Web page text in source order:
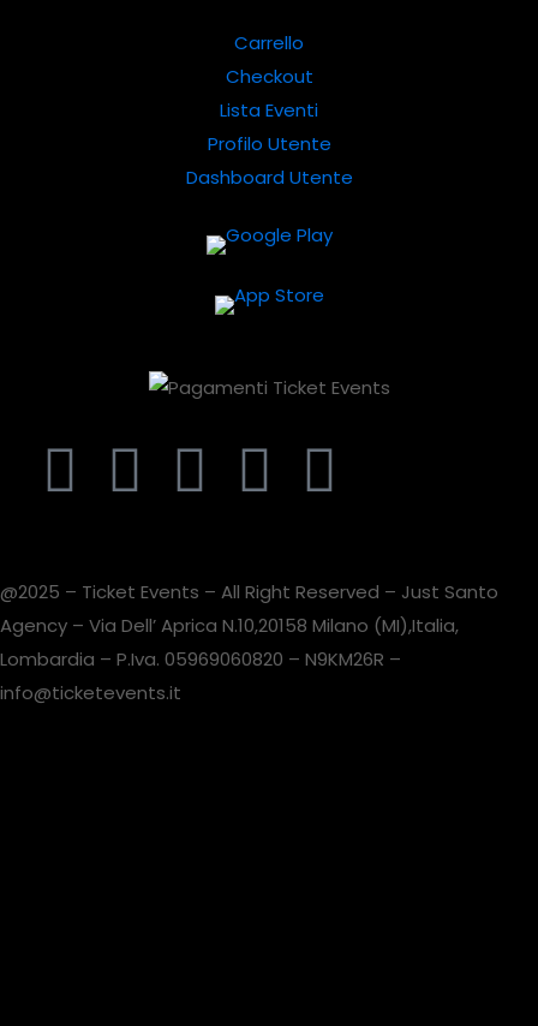
Carrello
Checkout
Lista Eventi
Profilo Utente
Dashboard Utente
@2025 – Ticket Events – All Right Reserved – Just Santo
Agency – Via Dell’ Aprica N.10,20158 Milano (MI),Italia,
Lombardia – P.Iva. 05969060820 – N9KM26R –
info@ticketevents.it